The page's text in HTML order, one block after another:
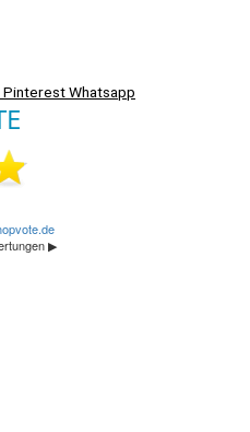
PinterestWhatsapp